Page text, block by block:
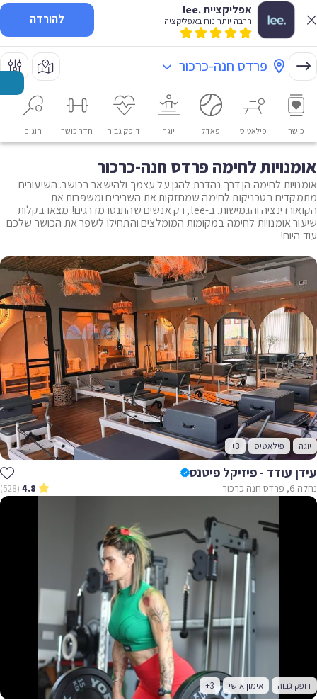
אפליקציית .lee
הרבה יותר נוח באפליקציה להורדה
פרדס חנה-כרכור
כושר פילאטיס פאדל יוגה דופק גבוה חדר כושר חוגים
אומנויות לחימה פרדס חנה-כרכור
אומנויות לחימה הן דרך נהדרת להגן על עצמך ולהישאר בכושר. השיעורים
מתמקדים בטכניקות לחימה שמחזקות את השרירים ומשפרות את
הקואורדינציה והגמישות. ב-lee, רק אנשים שהתנסו מדרגים! מצאו בקלות
שיעור אומנויות לחימה במקומות המומלצים והתחילו לשפר את הכושר שלכם
עוד היום!
יוגה פילאטיס +3
עידן עודד - פיזיקל פיטנס
נחלה 6, פרדס חנה כרכור 4.8
(528)
דופק גבוה אימון אישי +3